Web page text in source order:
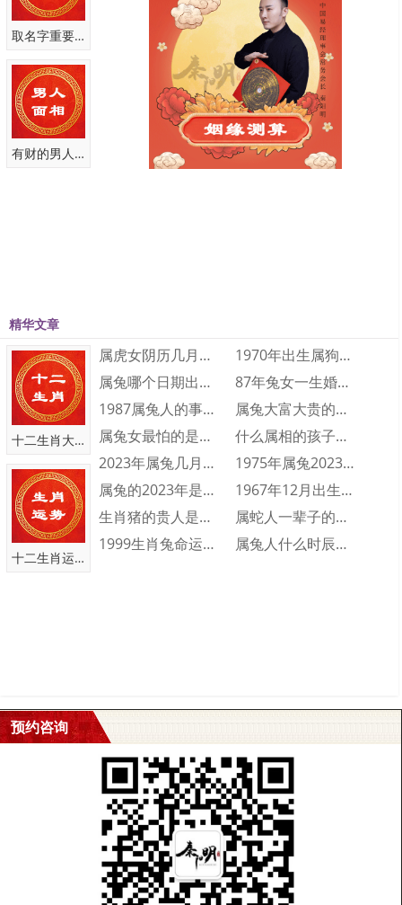
对已婚的属鼠人士，今年则要注意“红鸾”星的反面影响，无论男女
切勿陷入三角关系的纠缠之中，不宜对异性过于殷勤，随时保持边界
感;长期异地的属鼠情侣或夫妻，平时要保持多联系和多沟通，分享欲
才是最高级的浪漫，同时自己也要做到洁身自好，坚定对感情忠诚，
提高道德底线。
感煎熬，容易产生心理疾病。在人际关系上，尽量保持和平的心态，
勿因一时的冲动和他人产生争执，容易伤到肝火，且伴随着失眠对健
康带来更大的影响。
对于已经出现这种情况的属鼠人来说，不要过于逞强，可以去寻
求专业的心理医生给自己做一个心理辅导，或者与自己信赖的朋友、
家人倾诉、舒缓释放一些压力，并多听取他们作为旁观者的意见和方
法，切莫因为难以启齿将自己拖入心理疾病更深渊的之中。对于未出
现这种情况，但现实生活中确实有面临各种不同压力的属鼠人，平时
也要多了解一下可以舒缓心理压力的书籍、方法，保持平衡积极的形
态，工作生活须劳逸结合，周末节假日可以多去户外走走，调节心
测算
中国有名八字算命大师_皇极派道家传人_断事
快速准确！
取名字重要性
有财的男人面相
精华文章
十二生肖大全
十二生肖运势
属虎女阴历几月出生最好命 属虎的几月出生···
1970年出生属狗人2023年运势及运程···
属兔哪个日期出生大富大贵 属兔人几日出生···
87年兔女一生婚姻和财运怎么样 87年兔···
1987属兔人的事业运如何 1987属兔···
属兔大富大贵的出生时辰是什么时候 大富大···
属兔女最怕的是什么 属兔女人最怕什么
什么属相的孩子旺父母 三个属相的孩子旺父···
2023年属兔几月出生不好 2023年属···
1975年属兔2023年财运运势 197···
属兔的2023年是多少岁 属兔的2023···
1967年12月出生的人命运好不好 19···
生肖猪的贵人是什么属相 生肖猪一生的贵人···
属蛇人一辈子的命运分析 属蛇人一生命运如···
1999生肖兔命运怎么样 1999属兔人···
属兔人什么时辰出生会富贵双全 属兔人富贵···
预约咨询